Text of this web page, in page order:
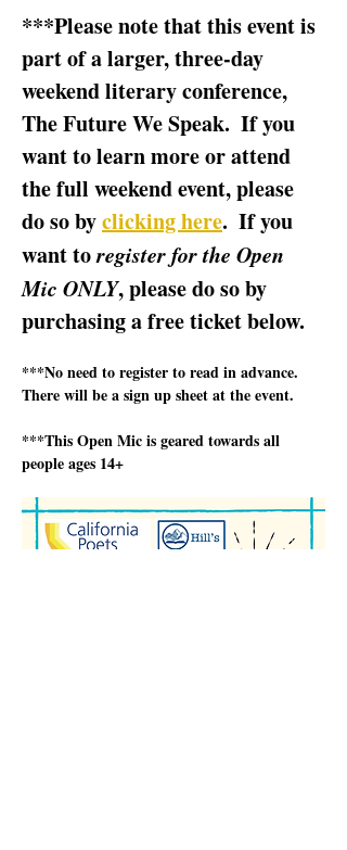
***Please note that this event is
part of a larger, three-day
weekend literary conference,
The Future We Speak.  If you
want to learn more or attend
the full weekend event, please
do so by clicking here.  If you
want to register for the Open
Mic ONLY, please do so by
purchasing a free ticket below.
***No need to register to read in advance.
There will be a sign up sheet at the event.
***This Open Mic is geared towards all
people ages 14+